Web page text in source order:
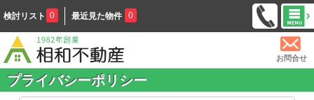
検討リスト 0 最近見た物件 0
お問合せ
プライバシーポリシー